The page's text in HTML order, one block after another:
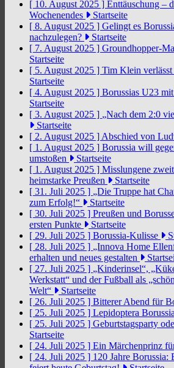
[ 10. August 2025 ] Enttäuschung –
Wochenendes
Startseite
[ 8. August 2025 ] Gelingt es
nachzulegen?
Startseite
[ 7. August 2025 ] Groundhopper-
Startseite
[ 5. August 2025 ] Tim Klein
Startseite
[ 4. August 2025 ] Borussias U23
Startseite
[ 3. August 2025 ] „Nach dem 2:0
Startseite
[ 2. August 2025 ] Abschied von
[ 1. August 2025 ] Borussia will
umstoßen
Startseite
[ 1. August 2025 ] Misslungene
heimstarke Preußen
Startseite
[ 31. Juli 2025 ] „Die Truppe hat
zum Erfolg!“
Startseite
[ 30. Juli 2025 ] Preußen und
ersten Punkte
Startseite
[ 29. Juli 2025 ] Borussia-Kulisse
[ 28. Juli 2025 ] „Innova Home
erhalten und neues gestalten
[ 27. Juli 2025 ] „Kinderinsel“,
Werkstatt“ und der Fußball als
Welt“
Startseite
[ 26. Juli 2025 ] Bitterer Abend für
[ 25. Juli 2025 ] Lepidoptera
[ 25. Juli 2025 ] Geburtstagsparty
Startseite
[ 24. Juli 2025 ] Ein Märchenprinz
[ 24. Juli 2025 ] 120 Jahre Borussia: